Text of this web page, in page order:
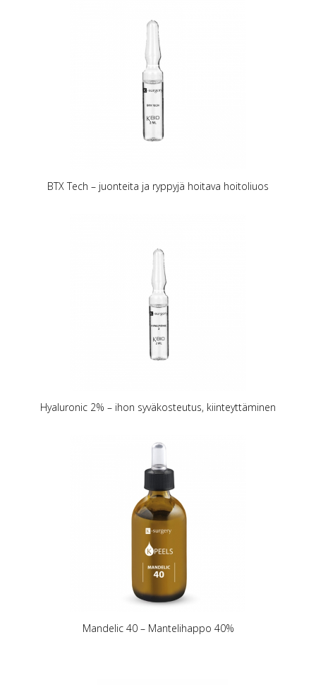
BTX Tech – juonteita ja ryppyjä hoitava hoitoliuos
Hyaluronic 2% – ihon syväkosteutus, kiinteyttäminen
Mandelic 40 – Mantelihappo 40%